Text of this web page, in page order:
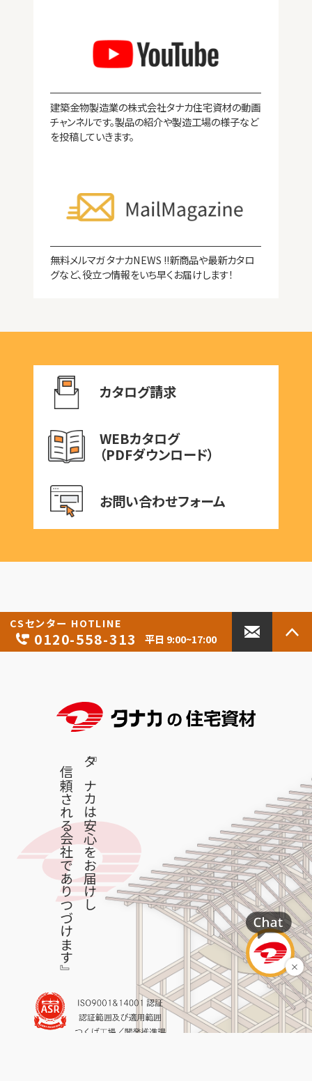
建築金物製造業の株式会社タナカ住宅資材の動画
チャンネルです。製品の紹介や製造工場の様子など
を投稿していきます。
無料メルマガ タナカNEWS !!新商品や最新カタロ
グなど、役立つ情報をいち早くお届けします！
カタログ請求
WEBカタログ
（PDFダウンロード）
お問い合わせフォーム
CSセンター HOTLINE
0120-558-313 平日 9:00~17:00
『タナカは安心をお届けし
信頼される会社でありつづけます』